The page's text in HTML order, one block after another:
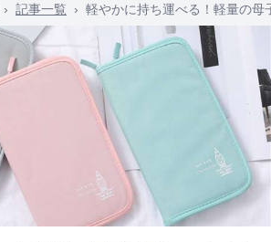
› 記事一覧 › 軽やかに持ち運べる！軽量の母